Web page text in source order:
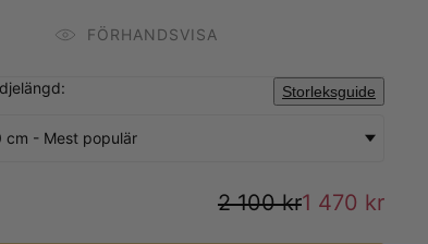
FÖRHANDSVISA
Storleksguide
cm - Mest populär
2 100 kr1 470 kr